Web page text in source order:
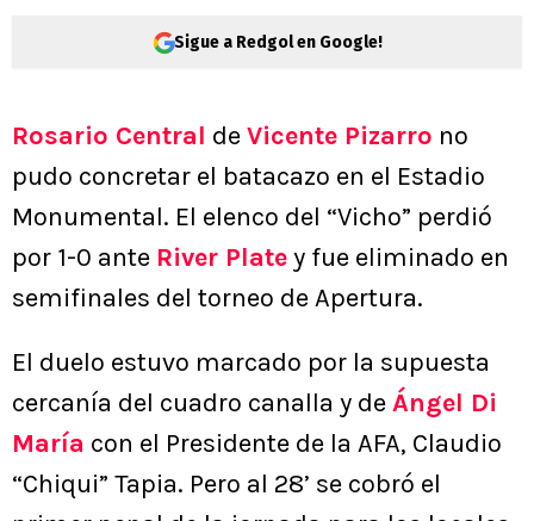
Sigue a Redgol en Google!
Rosario Central deVicente Pizarro no
pudo concretar el batacazo en el Estadio
Monumental. El elenco del “Vicho” perdió
por 1-0 ante River Platey fue eliminado en
semifinales del torneo de Apertura.
El duelo estuvo marcado por la supuesta
cercanía del cuadro canalla y deÁngel Di
María con el Presidente de la AFA, Claudio
“Chiqui” Tapia. Pero al 28’ se cobró el